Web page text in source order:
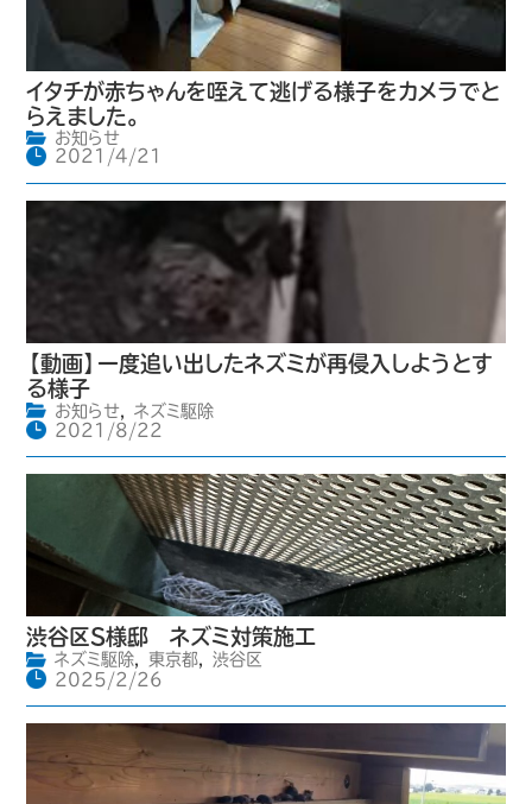
イタチが赤ちゃんを咥えて逃げる様子をカメラでと
らえました。
お知らせ
2021/4/21
【動画】一度追い出したネズミが再侵入しようとす
る様子
お知らせ,
ネズミ駆除
2021/8/22
渋谷区S様邸 ネズミ対策施工
ネズミ駆除, 東京都,
渋谷区
2025/2/26